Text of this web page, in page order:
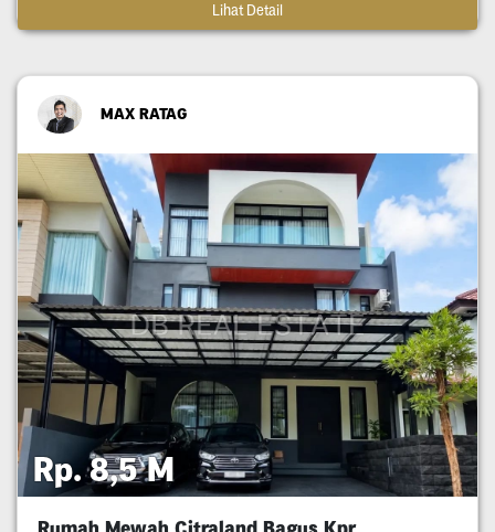
Lihat Detail
MAX RATAG
Rp. 8,5 M